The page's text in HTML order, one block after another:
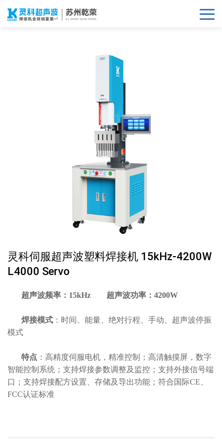
灵科伺服超声波塑料焊接机 15kHz-4200W
L4000 Servo
超声波频率：15kHz 超声波功率：4200W
焊接模式 ：时间、能量、绝对⾏程、手动、超声波停振
模式
特点 ：高精度伺服电机，精准控制；高清触摸屏，数字
智能控制系统；支持焊接参数调整及监控；支持外接信号端
口；支持焊接配方设置、存储及导出功能；符合国际CE、
FCC认证标准